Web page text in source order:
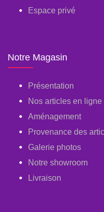
Espace privé
Notre Magasin
Présentation
Nos articles en ligne
Aménagement
Provenance des
Galerie photos
Notre showroom
Livraison